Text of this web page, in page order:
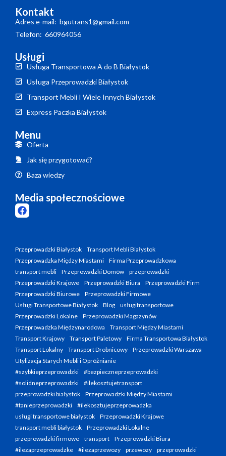
Kontakt
Adres e-mail: bgutrans1@gmail.com
Telefon: 660964056
Usługi
Usługa Transportowa A do B Białystok
Usługa Przeprowadzki Białystok
Transport Mebli I Wiele Innych Białystok
Express Paczka Białystok
Menu
Oferta
Jak się przygotować?
Baza wiedzy
Media społecznościowe
Przeprowadzki Białystok
Transport Mebli Białystok
Przeprowadzka Między Miastami
Firma Przeprowadzkowa
transport mebli
Przeprowadzki Domów
przeprowadzki
Przeprowadzki Krajowe
Przeprowadzki Biura
Przeprowadzki Firm
Przeprowadzki Biurowe
Przeprowadzki Firmowe
Usługi Transportowe Białystok
Blog
usługitransportowe
Przeprowadzki Lokalne
Przeprowadzki Magazynów
Przeprowadzka Międzynarodowa
Transport Między Miastami
Transport Krajowy
Transport Paletowy
Firma Transportowa Białystok
Transport Lokalny
Transport Drobnicowy
Przeprowadzki Warszawa
Utylizacja Starych Mebli i Opróżnianie
#szybkieprzeprowadzki
#bezpieczneprzeprowadzki
#solidneprzeprowadzki
#ilekosztujetransport
przeprowadzki białystok
Przeprowadzki Między Miastami
#tanieprzeprowadzki
#ilekosztujeprzeprowadzka
usługi transportowe białystok
Przeprowadzki Krajowe
transport mebli białystok
Przeprowadzki Lokalne
przeprowadzki firmowe
transport
Przeprowadzki Biura
#ilezaprzeprowadzke
#ilezaprzewozy przewozy przeprowadzki